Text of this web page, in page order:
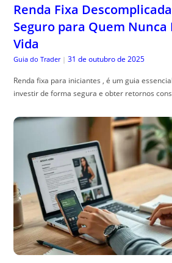
Renda Fixa
Seguro para Quem
Vida
Guia do Trader | 31 de outubro de 2025
Renda fixa para iniciantes , é um guia
investir de forma segura e obter retornos